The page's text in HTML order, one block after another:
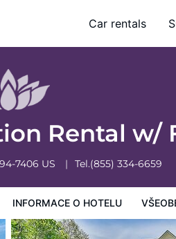
Car rentals
Rental w/
7406 US Tel.(855) 334-6659
INFORMACE O HOTELU